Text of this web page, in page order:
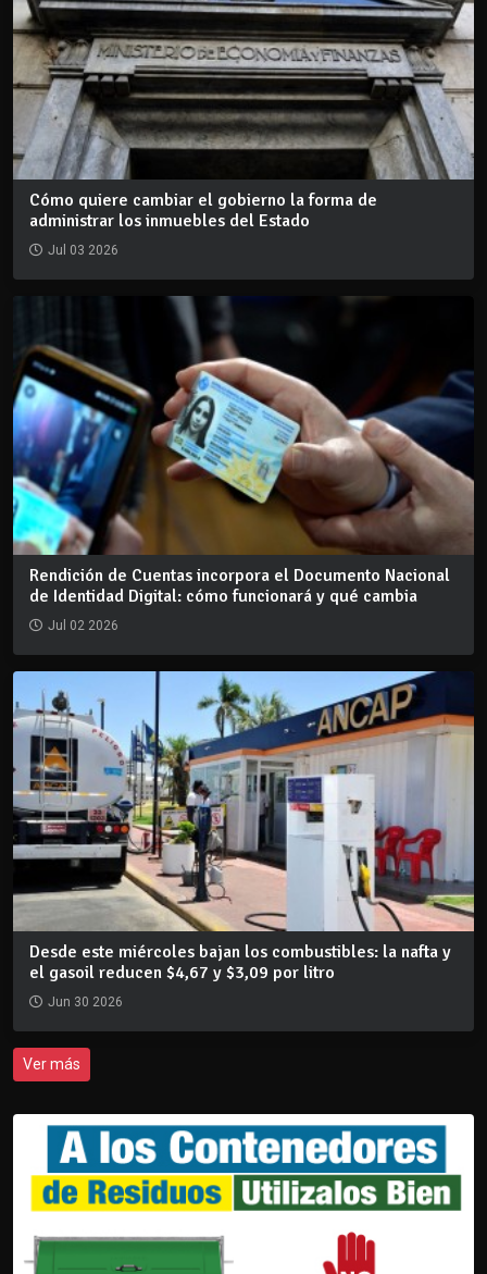
Cómo quiere cambiar el gobierno la forma de
administrar los inmuebles del Estado
Jul 03 2026
Rendición de Cuentas incorpora el Documento Nacional
de Identidad Digital: cómo funcionará y qué cambia
Jul 02 2026
Desde este miércoles bajan los combustibles: la nafta y
el gasoil reducen $4,67 y $3,09 por litro
Jun 30 2026
Ver más